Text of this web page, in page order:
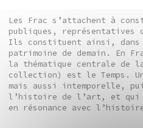
Les Frac s’attachent à
publiques, représentatives
Ils constituent ainsi,
patrimoine de demain. En
la thématique centrale de
collection) est le Temps.
mais aussi intemporelle,
l’histoire de l’art, et qui
en résonance avec